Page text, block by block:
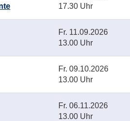
17.30 Uhr
Fr. 11.09.2026
13.00 Uhr
Fr. 09.10.2026
13.00 Uhr
Fr. 06.11.2026
13.00 Uhr